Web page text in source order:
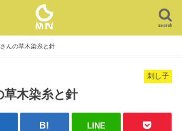
search
んの草木染糸と針
刺し子
木染糸と針
LINE